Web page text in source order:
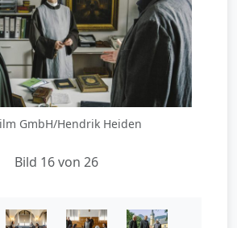
GmbH/Hendrik Heiden
Bild 16 von 26